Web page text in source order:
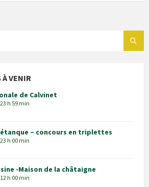
À VENIR
de Calvinet
h 59 min
– concours en triplettes
h 00 min
-Maison de la châtaigne
h 00 min